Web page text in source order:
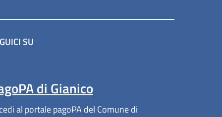
scheda).
SU
di Gianico
al portale pagoPA del Comune di